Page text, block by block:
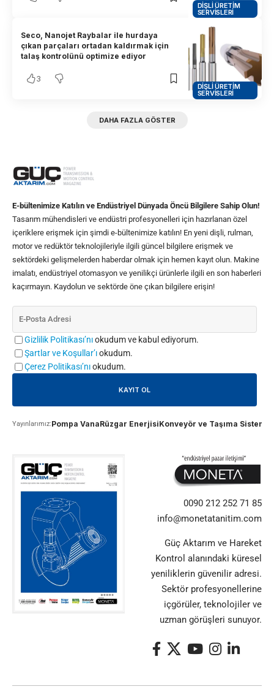
DIŞLI ÜRETIM
SERVISLERI
DIŞLI ÜRETIM
SERVISLERI
Seco, Nanojet Raybalar ile hurdaya
çıkan parçaları ortadan kaldırmak için
talaş kontrolünü optimize ediyor
3
DAHA FAZLA GÖSTER
E-bültenimize Katılın ve Endüstriyel Dünyada Öncü Bilgilere Sahip Olun!
Tasarım mühendisleri ve endüstri profesyonelleri için hazırlanan özel
içeriklere erişmek için şimdi e-bültenimize katılın! En yeni dişli, rulman,
motor ve redüktör teknolojileriyle ilgili güncel bilgilere erişmek ve
sektördeki gelişmelerden haberdar olmak için hemen kayıt olun. Makine
imalatı, endüstriyel otomasyon ve yenilikçi ürünlerle ilgili en son haberleri
kaçırmayın. Kaydolun ve sektörde öne çıkan bilgilere erişin!
Gizlilik Politikası’nıokudum ve kabul ediyorum.
Şartlar ve Koşullar’ıokudum.
Çerez Politikası’nıokudum.
Yayınlarımız:Pompa VanaRüzgar EnerjisiKonveyör ve Taşıma
0090 212 252 71 85
info@monetatanitim.com
Güç Aktarım ve Hareket
Kontrol alanındaki küresel
yeniliklerin güvenilir adresi.
Sektör profesyonellerine
içgörüler, teknolojiler ve
uzman görüşleri sunuyor.